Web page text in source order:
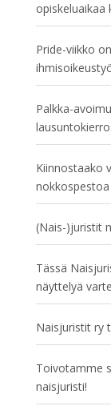
opiskeluaikaa
Pride-viikko
Palkka-
Kiinnostaako
(Nais-)juristit
Tässä
näyttelyä
Naisjuristit ry
Toivotamme
naisjuristi!